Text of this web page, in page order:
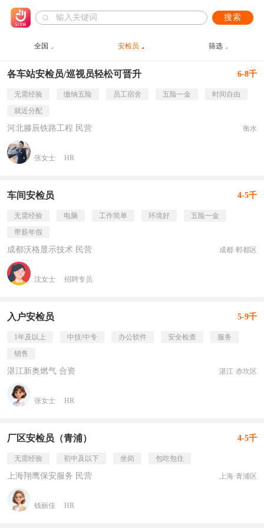
搜索
全国 安检员 筛选
各车站安检员/巡视员轻松可晋升 6-8千
无需经验 缴纳五险 员工宿舍 五险一金
时间自由
就近分配
河北滕辰铁路工程 民营 衡水
张女士 HR
车间安检员 4-5千
无需经验 电脑 工作简单 环境好
五险一金
带薪年假
成都沃格显示技术 民营 成都·郫都区
沈女士 招聘专员
入户安检员 5-9千
1年及以上 中技/中专 办公软件 安全检查
服务
销售
湛江新奥燃气 合资 湛江·赤坎区
张女士 HR
厂区安检员（青浦） 4-5千
无需经验 初中及以下 坐岗 包吃包住
上海翔鹰保安服务 民营 上海·青浦区
钱丽佳 HR